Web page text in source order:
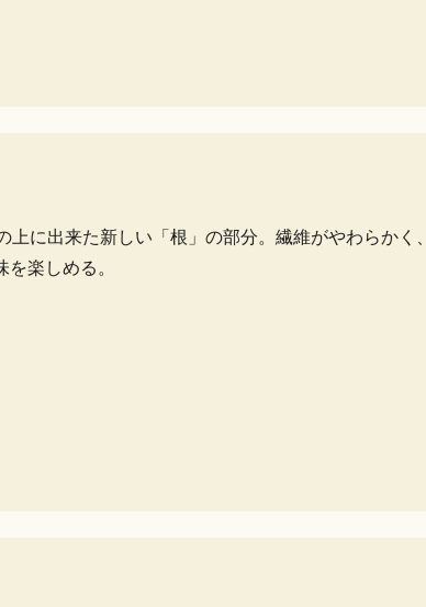
に出来た新しい「根」の部分。繊維がやわらかく、
楽しめる。